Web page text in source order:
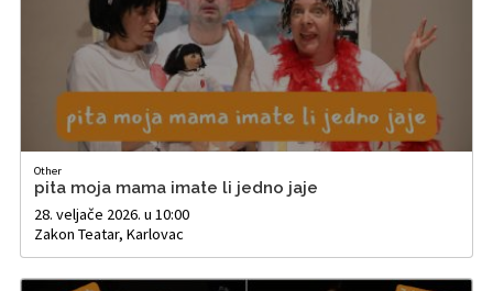
Other
pita moja mama imate li jedno jaje
28. veljače 2026. u 10:00
Zakon Teatar, Karlovac